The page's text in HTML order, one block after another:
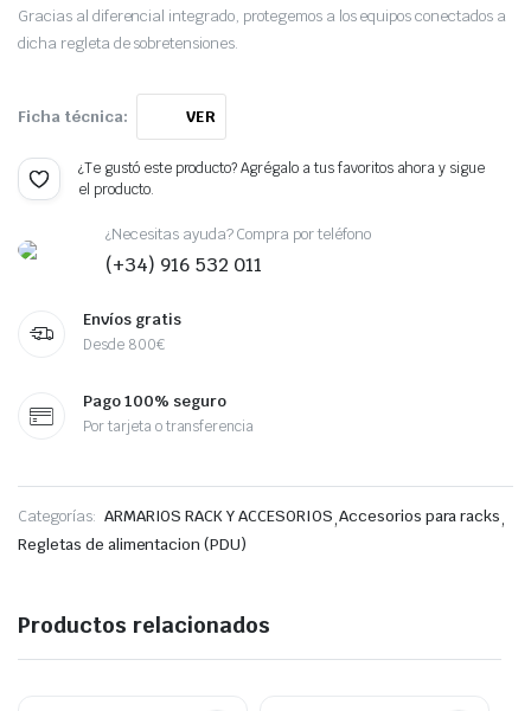
Gracias al diferencial integrado, protegemos a los equipos conectados a
dicha regleta de sobretensiones.
Ficha técnica: VER
¿Te gustó este producto? Agrégalo a tus favoritos ahora y sigue
el producto.
¿Necesitas ayuda? Compra por teléfono
(+34) 916 532 011
Envíos gratis
Desde 800€
Pago 100% seguro
Por tarjeta o transferencia
Categorías: ARMARIOS RACK Y ACCESORIOS,Accesorios para racks,
Regletas de alimentacion (PDU)
Productos relacionados